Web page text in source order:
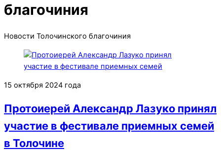
благочиния
Новости Толочинского благочиния
15 октября 2024 года
Протоиерей Александр Лазуко принял
участие в фестивале приемных семей
в Толочине